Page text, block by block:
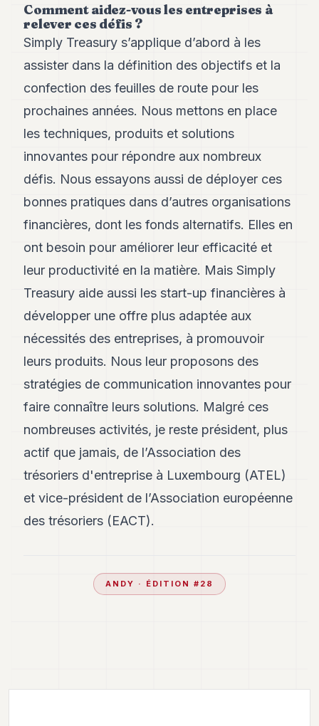
Comment aidez-vous les entreprises à
relever ces défis ?
Simply Treasury s’applique d’abord à les
assister dans la définition des objectifs et la
confection des feuilles de route pour les
prochaines années. Nous mettons en place
les techniques, produits et solutions
innovantes pour répondre aux nombreux
défis. Nous essayons aussi de déployer ces
bonnes pratiques dans d’autres organisations
financières, dont les fonds alternatifs. Elles en
ont besoin pour améliorer leur efficacité et
leur productivité en la matière. Mais Simply
Treasury aide aussi les start-up financières à
développer une offre plus adaptée aux
nécessités des entreprises, à promouvoir
leurs produits. Nous leur proposons des
stratégies de communication innovantes pour
faire connaître leurs solutions. Malgré ces
nombreuses activités, je reste président, plus
actif que jamais, de l’Association des
trésoriers d'entreprise à Luxembourg (ATEL)
et vice-président de l’Association européenne
des trésoriers (EACT).
ANDY · ÉDITION # 28